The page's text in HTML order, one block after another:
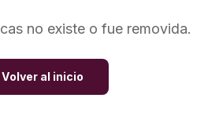
no existe o fue removida.
Volver al inicio